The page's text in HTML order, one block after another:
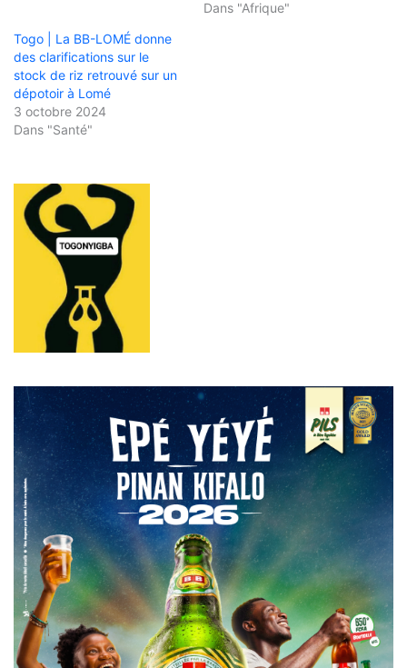
Dans "Afrique"
Togo | La BB-LOMÉ donne
des clarifications sur le
stock de riz retrouvé sur un
dépotoir à Lomé
3 octobre 2024
Dans "Santé"